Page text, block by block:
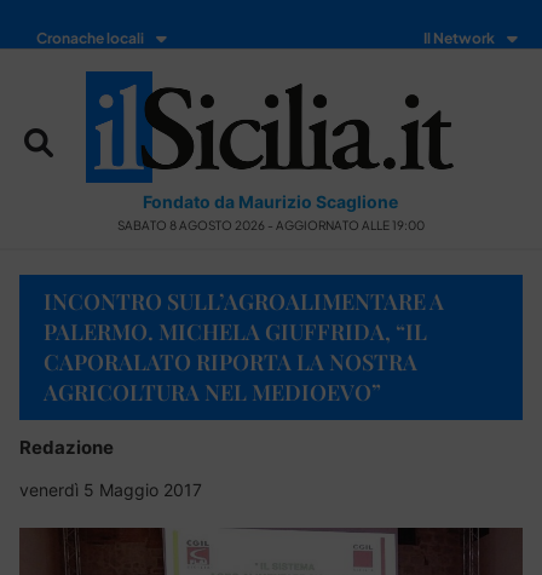
Cronache locali Il Network
Fondato da Maurizio Scaglione
SABATO 8 AGOSTO 2026 - AGGIORNATO ALLE 19:00
INCONTRO SULL’AGROALIMENTARE A
PALERMO. MICHELA GIUFFRIDA, “IL
CAPORALATO RIPORTA LA NOSTRA
AGRICOLTURA NEL MEDIOEVO”
Redazione
venerdì 5 Maggio 2017